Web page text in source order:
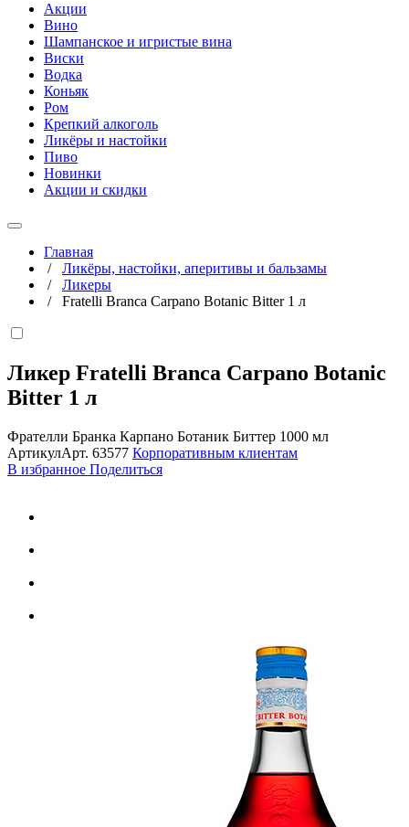
Акции
Вино
Шампанское и игристые вина
Виски
Водка
Коньяк
Ром
Крепкий алкоголь
Ликёры и настойки
Пиво
Новинки
Акции и скидки
Главная
/ Ликёры, настойки, аперитивы и бальзамы
/ Ликеры
/ Fratelli Branca Carpano Botanic Bitter 1 л
Ликер Fratelli Branca Carpano Botanic
Bitter 1 л
Фрателли Бранка Карпано Ботаник Биттер 1000 мл
АртикулАрт. 63577 Корпоративным клиентам
В избранное Поделиться